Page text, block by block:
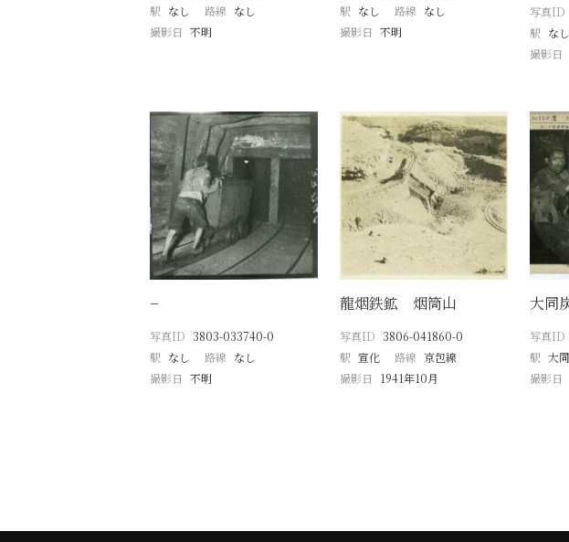
駅 なし 路線 なし
撮影日 不明
駅 なし 路線 なし
撮影日 不明
写真ID
駅 なし
撮影日
−
写真ID 3803-033740-0
駅 なし 路線 なし
撮影日 不明
龍烟鉄鉱 烟筒山
写真ID 3806-041860-0
駅 宣化 路線 京包線
撮影日
1941年10月
大同
写真ID
駅 大同
撮影日